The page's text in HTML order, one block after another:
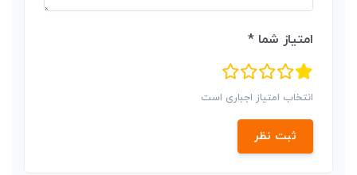
امتیاز شما *
انتخاب امتیاز اجباری است
ثبت نظر